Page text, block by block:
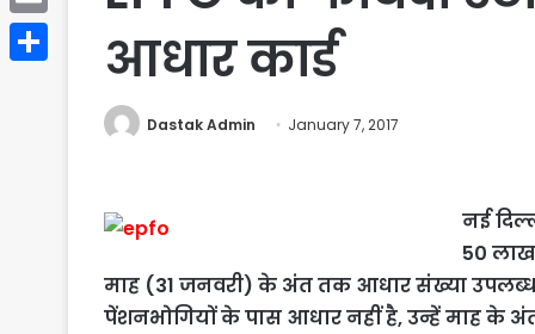
आधार कार्ड
Dastak Admin January 7, 2017
नई
50
माह (31 जनवरी) के अंत तक आधार संख्या उपलब्ध
पेंशनभोगियों के पास आधार नहीं है, उन्हें माह के
Email